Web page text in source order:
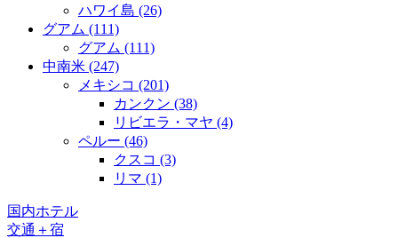
ハワイ島 (26)
グアム (111)
グアム (111)
中南米 (247)
メキシコ (201)
カンクン (38)
リビエラ・マヤ (4)
ペルー (46)
クスコ (3)
リマ (1)
国内ホテル
交通＋宿